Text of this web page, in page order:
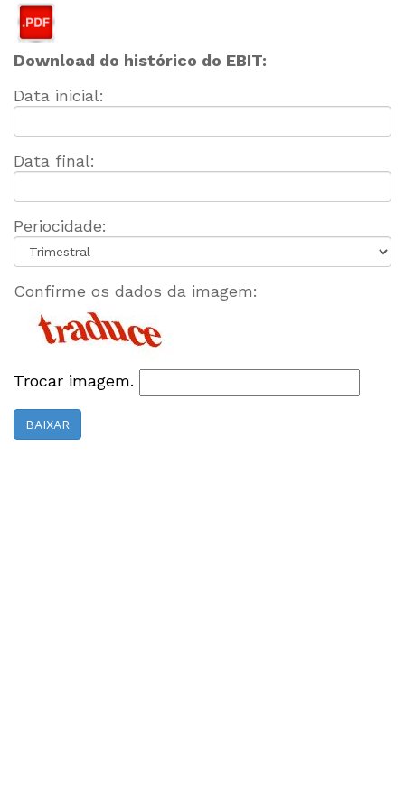
Download do histórico do EBIT:
Data inicial:
Data final:
Periocidade:
Confirme os dados da imagem:
Trocar imagem.